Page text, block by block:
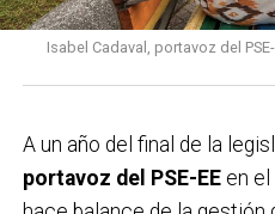
Isabel Cadaval, portavoz del
A un año del final de la
portavoz del PSE-EEen el